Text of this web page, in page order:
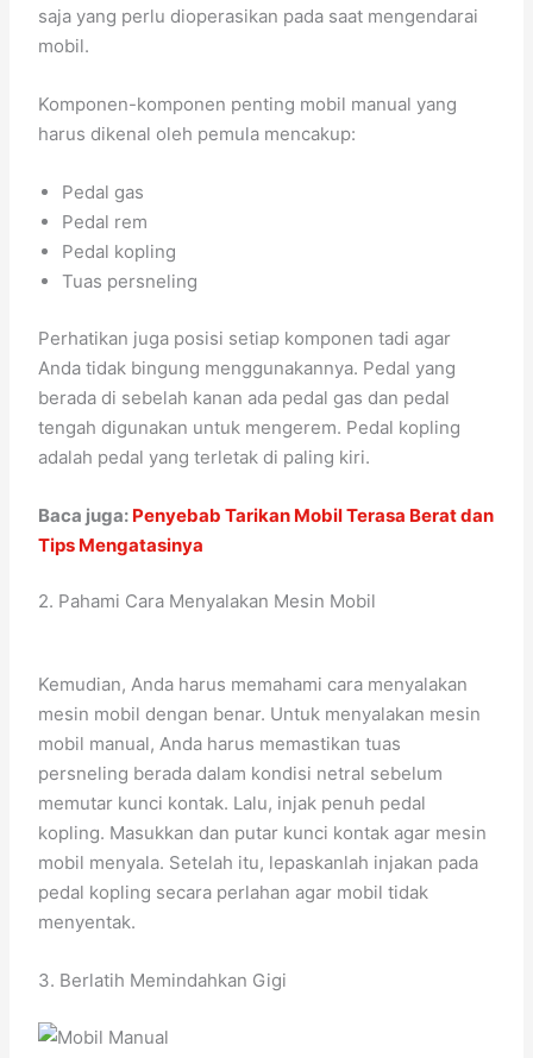
saja yang perlu dioperasikan pada saat mengendarai
mobil.
Komponen-komponen penting mobil manual yang
harus dikenal oleh pemula mencakup:
Pedal gas
Pedal rem
Pedal kopling
Tuas persneling
Perhatikan juga posisi setiap komponen tadi agar
Anda tidak bingung menggunakannya. Pedal yang
berada di sebelah kanan ada pedal gas dan pedal
tengah digunakan untuk mengerem. Pedal kopling
adalah pedal yang terletak di paling kiri.
Baca juga: Penyebab Tarikan Mobil Terasa Berat dan
Tips Mengatasinya
2. Pahami Cara Menyalakan Mesin Mobil
Kemudian, Anda harus memahami cara menyalakan
mesin mobil dengan benar. Untuk menyalakan mesin
mobil manual, Anda harus memastikan tuas
persneling berada dalam kondisi netral sebelum
memutar kunci kontak. Lalu, injak penuh pedal
kopling. Masukkan dan putar kunci kontak agar mesin
mobil menyala. Setelah itu, lepaskanlah injakan pada
pedal kopling secara perlahan agar mobil tidak
menyentak.
3. Berlatih Memindahkan Gigi